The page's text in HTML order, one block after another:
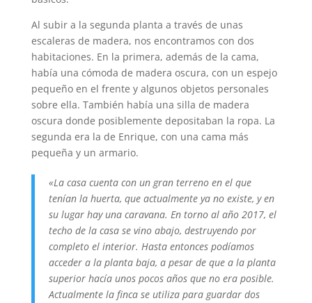
Al subir a la segunda planta a través de unas
escaleras de madera, nos encontramos con dos
habitaciones. En la primera, además de la cama,
había una cómoda de madera oscura, con un espejo
pequeño en el frente y algunos objetos personales
sobre ella. También había una silla de madera
oscura donde posiblemente depositaban la ropa. La
segunda era la de Enrique, con una cama más
pequeña y un armario.
«La casa cuenta con un gran terreno en el que
tenían la huerta, que actualmente ya no existe, y en
su lugar hay una caravana. En torno al año 2017, el
techo de la casa se vino abajo, destruyendo por
completo el interior. Hasta entonces podíamos
acceder a la planta baja, a pesar de que a la planta
superior hacía unos pocos años que no era posible.
Actualmente la finca se utiliza para guardar dos